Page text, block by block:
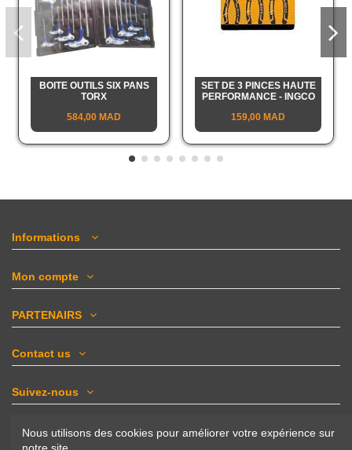
BOITE OUTILS SIX PANS
TORX
584,00 MAD
SET DE 3 PINCES HAUTE
PERFORMANCE - INGCO
159,00 MAD
Informations
Mon compte
PARTENAIRS
Contact us
Suivez-nous
Newsletter
Nous utilisons des cookies pour améliorer votre expérience sur
notre site.